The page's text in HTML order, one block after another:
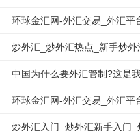
环球金汇网-外汇交易_外汇平
炒外汇_炒外汇热点_新手炒
中国为什么要外汇管制?这是
环球金汇网-外汇交易_外汇平
炒外汇入门_炒外汇新手入门